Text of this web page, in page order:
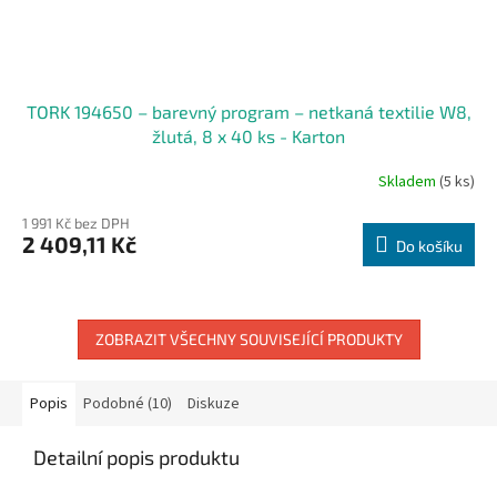
TORK 194650 – barevný program – netkaná textilie W8,
žlutá, 8 x 40 ks - Karton
Skladem (5 ks)
1 991 Kč bez DPH
2 409,11 Kč Do košíku
ZOBRAZIT VŠECHNY SOUVISEJÍCÍ PRODUKTY
Popis Podobné (10) Diskuze
Detailní popis produktu